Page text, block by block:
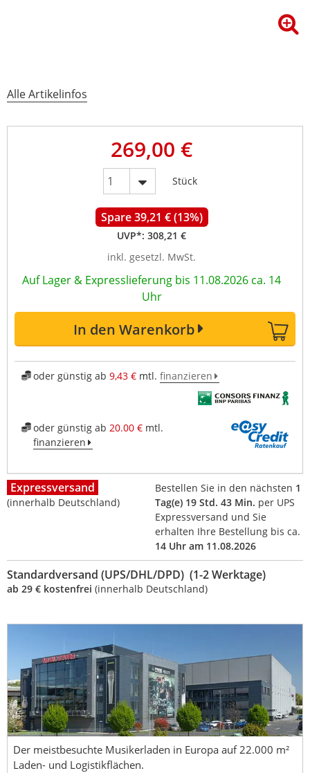
Alle Artikelinfos
269,00 €
Stück
Spare 39,21 € (13%)
UVP*: 308,21 €
inkl. gesetzl. MwSt.
Auf Lager & Expresslieferung bis 11.08.2026 ca. 14
Uhr
In den Warenkorb
oder günstig ab 9,43 €mtl. finanzieren
oder günstig ab 20.00 €mtl.
finanzieren
Expressversand
(innerhalb Deutschland)
Bestellen Sie in den nächsten 1
Tag(e) 19 Std. 43 Min. per UPS
Expressversand und Sie
erhalten Ihre Bestellung bis ca.
14 Uhr am 11.08.2026
Standardversand (UPS/DHL/DPD) (1-2 Werktage)
ab 29 € kostenfrei (innerhalb Deutschland)
Der meistbesuchte Musikerladen in Europa auf 22.000 m²
Laden- und Logistikflächen.